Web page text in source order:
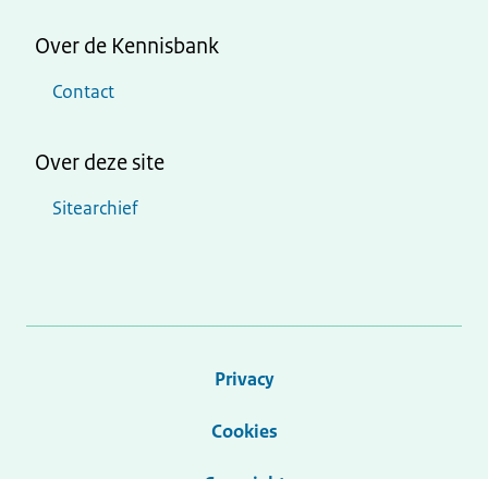
Over de Kennisbank
Contact
Over deze site
Sitearchief
Privacy
Cookies